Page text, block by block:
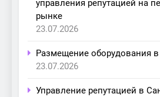
управления репутацией на
рынке
23.07.2026
Размещение оборудования
23.07.2026
Управление репутацией в